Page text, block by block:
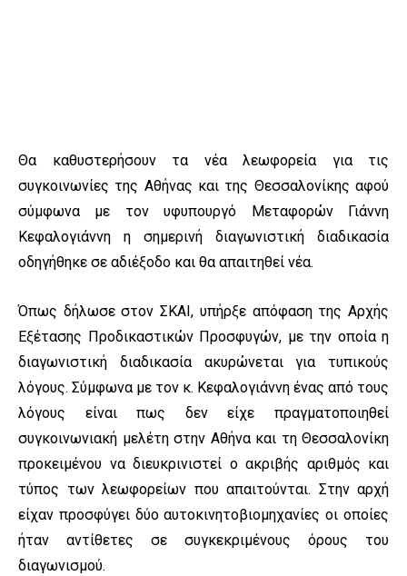
Θα καθυστερήσουν τα νέα λεωφορεία για τις
συγκοινωνίες της Αθήνας και της Θεσσαλονίκης αφού
σύμφωνα με τον υφυπουργό Μεταφορών Γιάννη
Κεφαλογιάννη η σημερινή διαγωνιστική διαδικασία
οδηγήθηκε σε αδιέξοδο και θα απαιτηθεί νέα.
Όπως δήλωσε στον ΣΚΑΙ, υπήρξε απόφαση της Αρχής
Εξέτασης Προδικαστικών Προσφυγών, με την οποία η
διαγωνιστική διαδικασία ακυρώνεται για τυπικούς
λόγους. Σύμφωνα με τον κ. Κεφαλογιάννη ένας από τους
λόγους είναι πως δεν είχε πραγματοποιηθεί
συγκοινωνιακή μελέτη στην Αθήνα και τη Θεσσαλονίκη
προκειμένου να διευκρινιστεί ο ακριβής αριθμός και
τύπος των λεωφορείων που απαιτούνται. Στην αρχή
είχαν προσφύγει δύο αυτοκινητοβιομηχανίες οι οποίες
ήταν αντίθετες σε συγκεκριμένους όρους του
διαγωνισμού.